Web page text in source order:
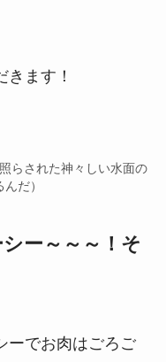
ます！
らされた神々しい水面の
だ）
ー～～～！そ
ーでお肉はごろご